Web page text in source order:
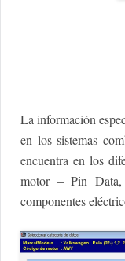
La información
en los sistemas
encuentra en los
motor – Pin
componentes